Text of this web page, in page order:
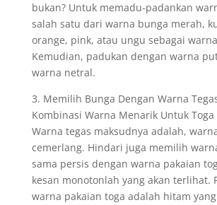
bukan? Untuk memadu-padankan
salah satu dari warna bunga merah,
orange, pink, atau ungu sebagai
Kemudian, padukan dengan warna
warna netral.
3. Memilih Bunga Dengan Warna
Kombinasi Warna Menarik Untuk
Warna tegas maksudnya adalah,
cemerlang. Hindari juga memilih
sama persis dengan warna pakaian
kesan monotonlah yang akan terlihat.
warna pakaian toga adalah hitam